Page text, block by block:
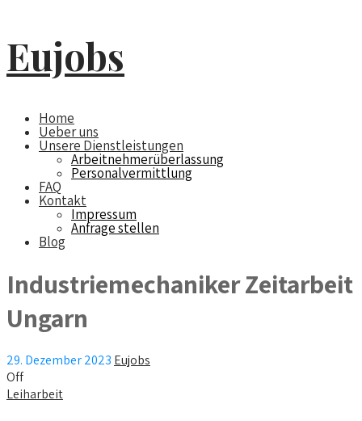
Eujobs
Home
Ueber uns
Unsere Dienstleistungen
Arbeitnehmerüberlassung
Personalvermittlung
FAQ
Kontakt
Impressum
Anfrage stellen
Blog
Industriemechaniker Zeitarbeit
Ungarn
29. Dezember 2023 Eujobs
Off
Leiharbeit